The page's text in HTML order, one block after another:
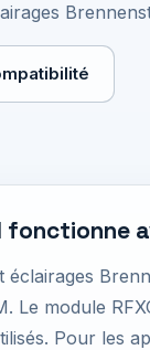
Le module
Pour les